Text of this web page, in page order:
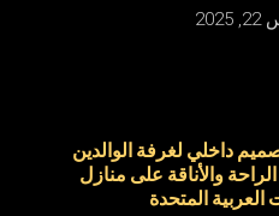
داخلي لغرفة الوالدين
والأناقة على منازل
العربية المتحدة